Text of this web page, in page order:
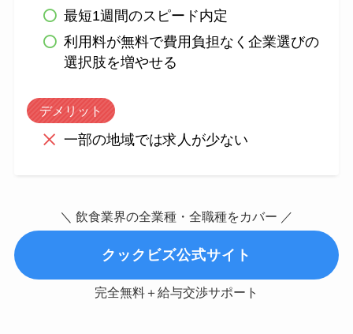
最短1週間のスピード内定
利用料が無料で費用負担なく企業選びの
選択肢を増やせる
デメリット
一部の地域では求人が少ない
＼ 飲食業界の全業種・全職種をカバー ／
クックビズ公式サイト
完全無料＋給与交渉サポート